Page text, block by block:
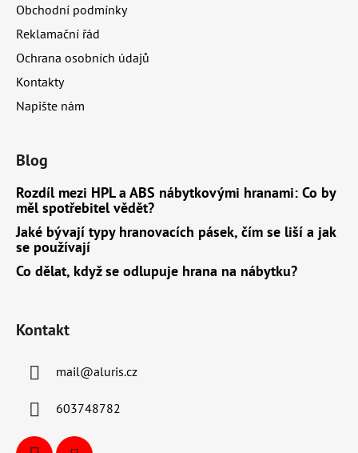
Obchodní podmínky
Reklamační řád
Ochrana osobních údajů
Kontakty
Napište nám
Blog
Rozdíl mezi HPL a ABS nábytkovými hranami: Co by
měl spotřebitel vědět?
Jaké bývají typy hranovacích pásek, čím se liší a jak
se používají
Co dělat, když se odlupuje hrana na nábytku?
Kontakt
mail@aluris.cz
603748782